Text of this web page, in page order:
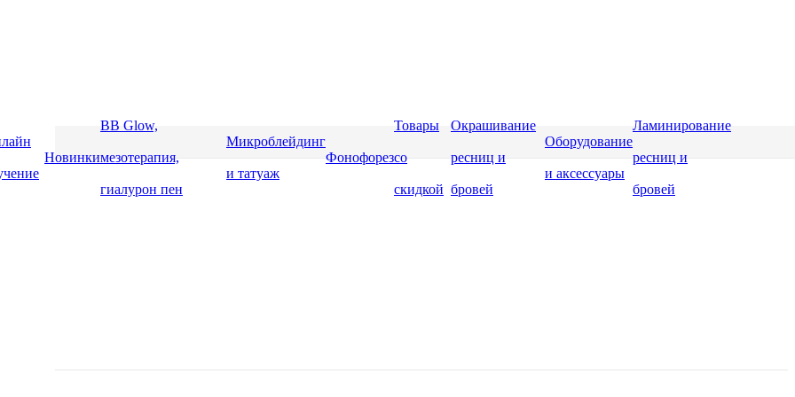
Новинки
BB Glow,
мезотерапия,
гиалурон пен
Микроблейдинг
и татуаж
Фонофорез
Товары
со
скидкой
Окрашивание
ресниц и
бровей
Оборудование
и аксессуары
Ламинирование
ресниц и
бровей